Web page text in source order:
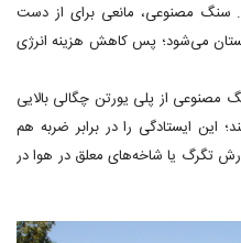
مصنوعی، مانعی برای از دست
می‌شود؛ پس کاهش هزینه انرژی
از پلی یورتن چگالی بالایی
این ایستادگی را در برابر ضربه هم
تگرگ یا شاخه‌های معلق در هوا در